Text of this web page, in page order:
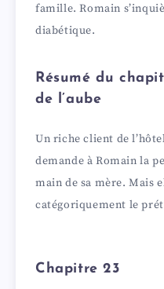
famille. Romain
diabétique.
Résumé du
de l’aube
Un riche client de
demande à Romain la
main de sa mère. Mais
catégoriquement le
Chapitre 23